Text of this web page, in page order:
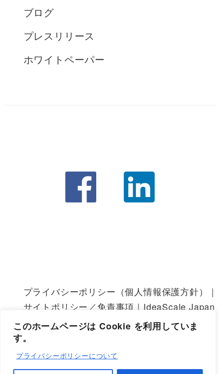
このホームページは Cookie を利用していま
す。
プライバシーポリシーについて
ブログ
プレスリリース
ホワイトペーパー
プライバシーポリシー（個人情報保護方針）
サイトポリシー／免責事項｜IdeaScale Japan
IdeaScale 利用規約
© 2024 IdeaScaleジャパン株式会社